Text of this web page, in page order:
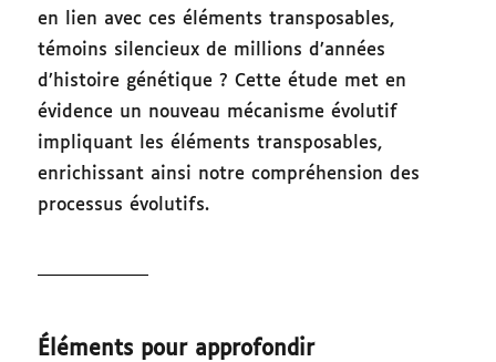
en lien avec ces éléments transposables,
témoins silencieux de millions d’années
d’histoire génétique ? Cette étude met en
évidence un nouveau mécanisme évolutif
impliquant les éléments transposables,
enrichissant ainsi notre compréhension des
processus évolutifs.
Éléments pour approfondir